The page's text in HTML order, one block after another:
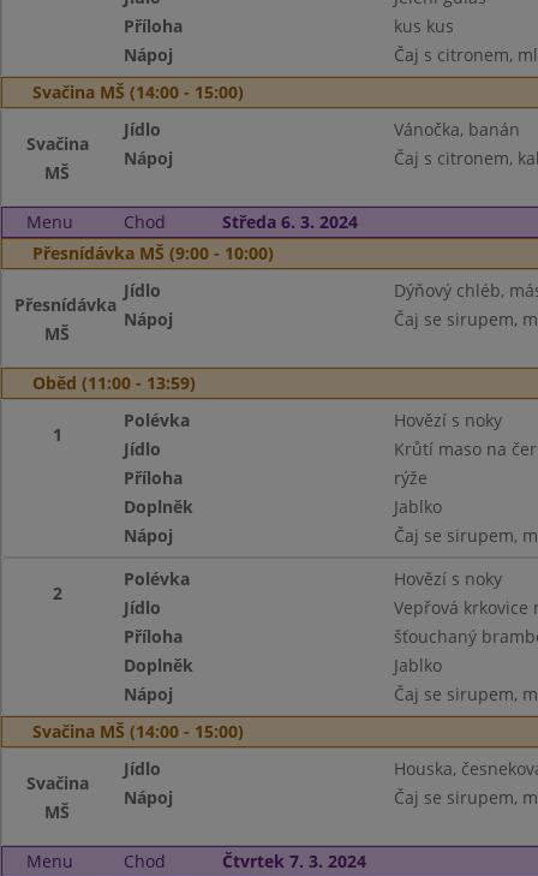
Příloha
kus kus
Nápoj
Čaj s citronem,
Svačina MŠ (14:00 - 15:00)
Svačina
MŠ
Jídlo
Vánočka, banán
Nápoj
Čaj s citronem,
Menu Chod
Středa 6. 3. 2024
Přesnídávka MŠ (9:00 - 10:00)
Přesnídávka
MŠ
Jídlo
Dýňový chléb,
Nápoj
Čaj se sirupem,
Oběd (11:00 - 13:59)
1
Polévka
Hovězí s noky
Jídlo
Krůtí maso na
Příloha
rýže
Doplněk
Jablko
Nápoj
Čaj se sirupem,
2
Polévka
Hovězí s noky
Jídlo
Vepřová krkovice
Příloha
šťouchaný
Doplněk
Jablko
Nápoj
Čaj se sirupem,
Svačina MŠ (14:00 - 15:00)
Svačina
MŠ
Jídlo
Houska,
Nápoj
Čaj se sirupem,
Menu Chod
Čtvrtek 7. 3. 2024